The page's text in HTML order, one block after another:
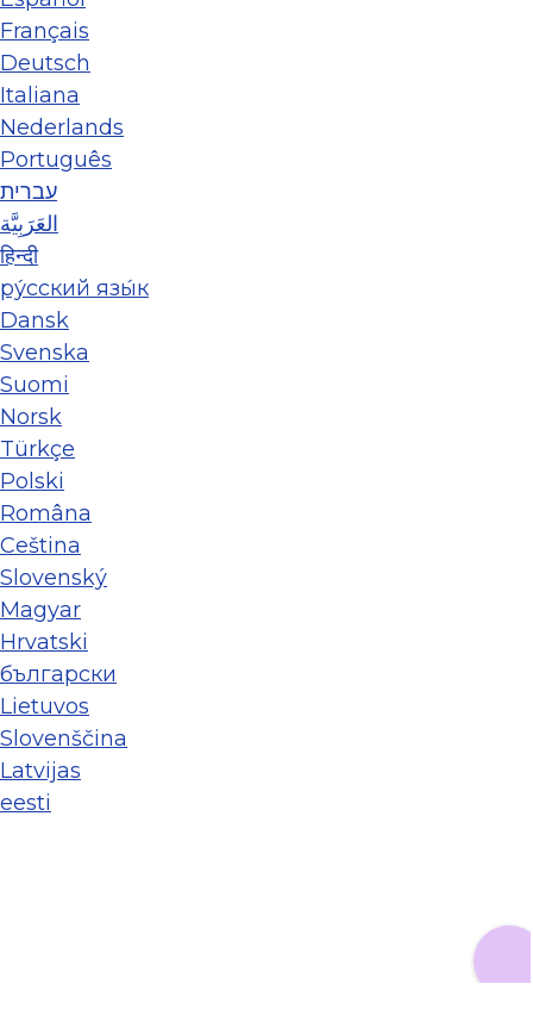
Français
Deutsch
Italiana
Nederlands
Português
עברית
العَرَبِيَّة
हिन्दी
ру́сский язы́к
Dansk
Svenska
Suomi
Norsk
Türkçe
Polski
Româna
Ceština
Slovenský
Magyar
Hrvatski
български
Lietuvos
Slovenščina
Latvijas
eesti